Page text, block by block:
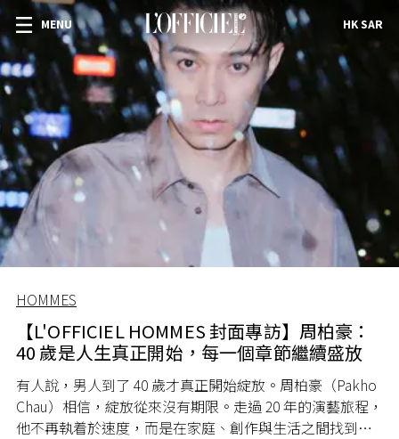
MENU HK SAR
HOMMES
【L'OFFICIEL HOMMES 封面專訪】周柏豪：
40 歲是人生真正開始，每一個章節繼續盛放
有人說，男人到了 40 歲才真正開始綻放。周柏豪（Pakho
Chau）相信，綻放從來沒有期限。走過 20 年的演藝旅程，
他不再執着於速度，而是在家庭、創作與生活之間找到屬